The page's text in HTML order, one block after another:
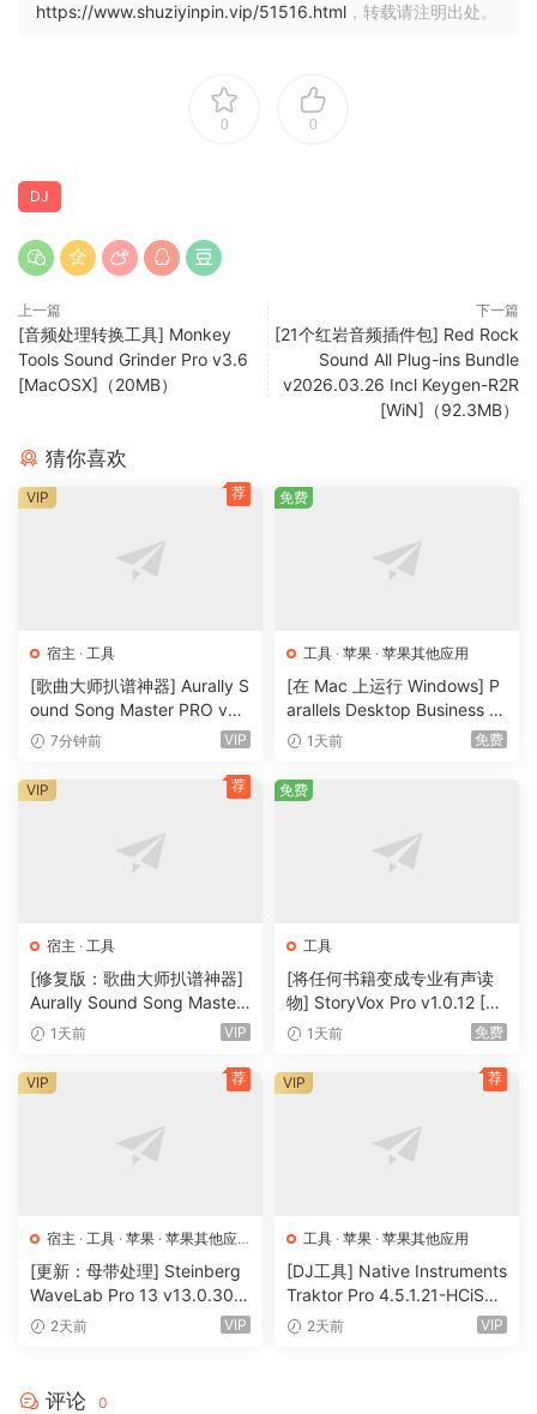
Serato Stems
button or deliver smooth transitions and mashups on the
fly by isolating the Vocals, Melody, Bass or Drums. Use
creativity.
Rock solid reliability
Serato DJ Pro is renowned for its reliability and trusted by
DJs to deliver incredible performances. That’s why it
powers the world’s top artists on some of the biggest
stages.
Serato DJ Pro officially supports over 90 pieces of
hardware by industry leaders. Every piece is tightly
integrated to ensure the best experience possible.
Access millions of tracks
to certified classics directly in Serato DJ Pro.
Live stream your DJ sets
We’re here to help take your live stream productions to the
next level. Follow our tips and grab everything you need to
make your at-home productions look like a million bucks.
Release Notes
🏠 HomePage
https://www.shuziyinpin.vip/51516.html ，转载请注明出处。
0 0
DJ
上一篇
[音频处理转换工具] Monkey
Tools Sound Grinder Pro v3.6
[MacOSX]（20MB）
下一篇
[21个红岩音频插件包] Red Rock
Sound All Plug-ins Bundle
v2026.03.26 Incl Keygen-R2R
[WiN]（92.3MB）
猜你喜欢
宿主 · 工具
[歌曲大师扒谱神器] Aurally S
ound Song Master PRO v5.
0.02 Incl. Keygen-MOCHA
7分钟前 VIP
VIP 荐
工具 · 苹果 · 苹果其他应用
[在 Mac 上运行 Windows] P
arallels Desktop Business E
dition 26.4.1.57516-ATB [M
1天前 免费
免费
宿主 · 工具
[修复版：歌曲大师扒谱神器]
Aurally Sound Song Master
PRO v5.0.02 REV 1 [WiN]
1天前 VIP
VIP 荐
工具
[将任何书籍变成专业有声读
物] StoryVox Pro v1.0.12 [Wi
N]（720MB）
1天前 免费
免费
宿主 · 工具 · 苹果 · 苹果其他应
用· 苹果宿主
[更新：母带处理] Steinberg
WaveLab Pro 13 v13.0.30
+安装方法 [WiN, MacOSX]
2天前 VIP
VIP 荐
工具 · 苹果 · 苹果其他应用
[DJ工具] Native Instruments
Traktor Pro 4.5.1.21-HCiSO
[MacOSX]（402.83MB）
2天前 VIP
VIP 荐
评论 0